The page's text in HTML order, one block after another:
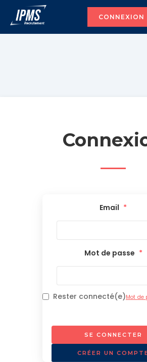
CONNEXION
Email *
Mot de passe *
Rester connecté(e)Mot de
SE CONNECTER
CRÉER UN